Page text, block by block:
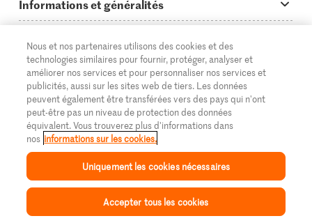
Inspiration Collection Recettes Mon Migusto
Plats principaux
Simple & vite prêt
Apéritif
Préparations au four
Enfants & famille
Toutes les recettes
On en parle...
Tutoriels
Glossaire des ingrédients
Login Migusto
Magazine Migusto
Informations et généralités
Questions concernant Migusto
Cuisiner avec Migusto
Service clientèle & contact
Publicité
Impressum
Mentions légales
Protection des données
Supermarché
Migros Online
À propos de Migros
Magasins
Cumulus
Migros Magazine
© 2026 La Fédération des coopératives Migros
DE FR IT
Nous et nos partenaires utilisons des cookies et des
technologies similaires pour fournir, protéger, analyser et
améliorer nos services et pour personnaliser nos services et
publicités, aussi sur les sites web de tiers. Les données
peuvent également être transférées vers des pays qui n'ont
peut-être pas un niveau de protection des données
équivalent. Vous trouverez plus d'informations dans
nos informations sur les cookies.
Uniquement les cookies nécessaires
Accepter tous les cookies